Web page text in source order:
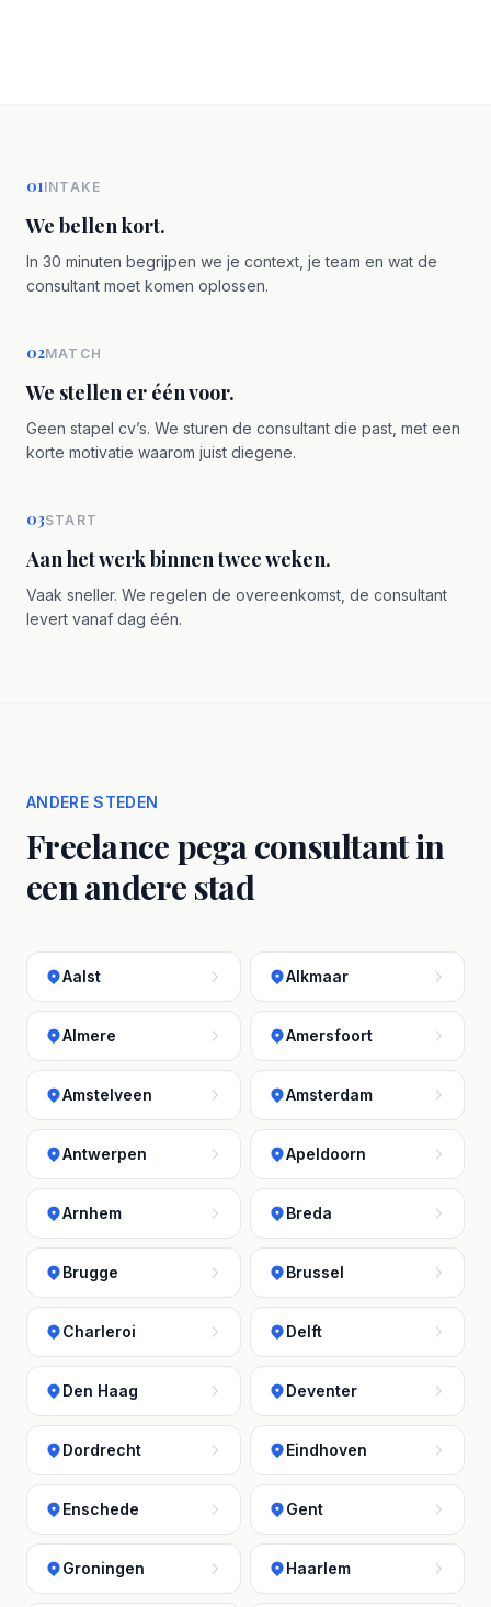
01INTAKE
We bellen kort.
In 30 minuten begrijpen we je context, je team en wat de
consultant moet komen oplossen.
02MATCH
We stellen er één voor.
Geen stapel cv’s. We sturen de consultant die past, met een
korte motivatie waarom juist diegene.
03START
Aan het werk binnen twee weken.
Vaak sneller. We regelen de overeenkomst, de consultant
levert vanaf dag één.
ANDERE STEDEN
Freelance pega consultant in
een andere stad
Aalst Alkmaar
Almere Amersfoort
Amstelveen Amsterdam
Antwerpen Apeldoorn
Arnhem Breda
Brugge Brussel
Charleroi Delft
Den Haag Deventer
Dordrecht Eindhoven
Enschede Gent
Groningen Haarlem